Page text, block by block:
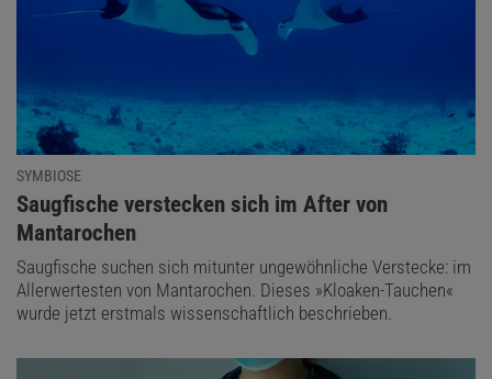
SYMBIOSE
:
Saugfische verstecken sich im After von
Mantarochen
Saugfische suchen sich mitunter ungewöhnliche Verstecke: im
Allerwertesten von Mantarochen. Dieses »Kloaken-Tauchen«
wurde jetzt erstmals wissenschaftlich beschrieben.